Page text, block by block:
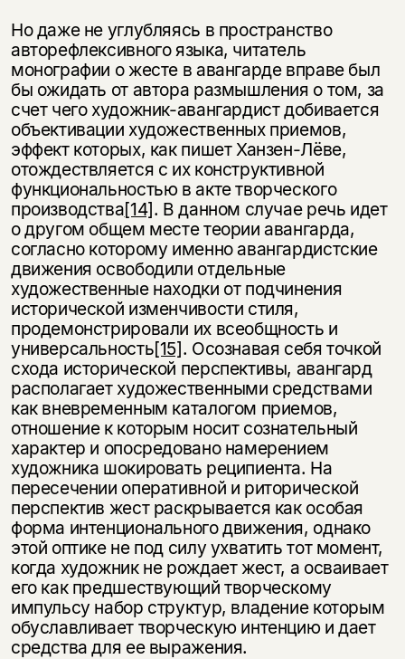
Но даже не углубляясь в пространство
авторефлексивного языка, читатель
монографии о жесте в авангарде вправе был
бы ожидать от автора размышления о том, за
счет чего художник-авангардист добивается
объективации художественных приемов,
эффект которых, как пишет Ханзен-Лёве,
отождествляется с их конструктивной
функциональностью в акте творческого
производства[14]. В данном случае речь идет
о другом общем месте теории авангарда,
согласно которому именно авангардистские
движения освободили отдельные
художественные находки от подчинения
исторической изменчивости стиля,
продемонстрировали их всеобщность и
универсальность[15]. Осознавая себя точкой
схода исторической перспективы, авангард
располагает художественными средствами
как вневременным каталогом приемов,
отношение к которым носит сознательный
характер и опосредовано намерением
художника шокировать реципиента. На
пересечении оперативной и риторической
перспектив жест раскрывается как особая
форма интенционального движения, однако
этой оптике не под силу ухватить тот момент,
когда художник не рождает жест, а осваивает
его как предшествующий творческому
импульсу набор структур, владение которым
обуславливает творческую интенцию и дает
средства для ее выражения.